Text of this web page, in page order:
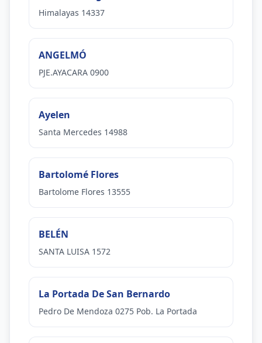
Himalayas 14337
ANGELMÓ
PJE.AYACARA 0900
Ayelen
Santa Mercedes 14988
Bartolomé Flores
Bartolome Flores 13555
BELÉN
SANTA LUISA 1572
La Portada De San Bernardo
Pedro De Mendoza 0275 Pob. La Portada